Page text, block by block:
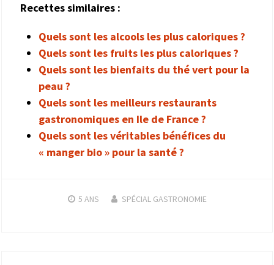
Recettes similaires :
Quels sont les alcools les plus caloriques ?
Quels sont les fruits les plus caloriques ?
Quels sont les bienfaits du thé vert pour la
peau ?
Quels sont les meilleurs restaurants
gastronomiques en Ile de France ?
Quels sont les véritables bénéfices du
« manger bio » pour la santé ?
5 ANS SPÉCIAL GASTRONOMIE